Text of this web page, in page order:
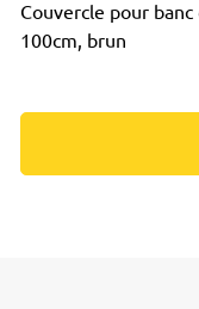
Couvercle pour
100cm, brun